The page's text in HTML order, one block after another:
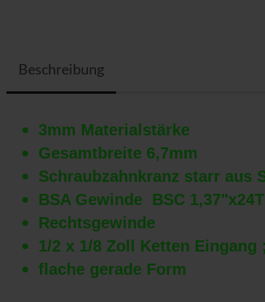
Beschreibung
3mm Materialstärke
Gesamtbreite 6,7mm
Schraubzahnkranz starr aus
BSA Gewinde BSC
Rechtsgewinde
1/2 x 1/8 Zoll Ketten Eingang
flache gerade Form